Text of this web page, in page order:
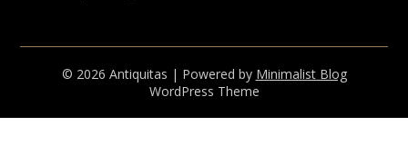
© 2026 Antiquitas | Powered by Minimalist Blog
WordPress Theme